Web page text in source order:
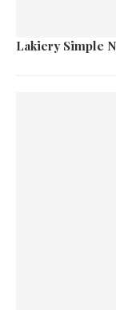
Lakiery Simple